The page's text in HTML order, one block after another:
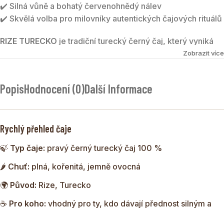
✔️ Silná vůně a bohatý červenohnědý nálev
✔️ Skvělá volba pro milovníky autentických čajových rituálů
RIZE TURECKO je tradiční turecký černý čaj, který vyniká
silnou vůní, plným tělem a typickým červenohnědým
akcenty a lehce nasládlým dozvukem. V aroma lze najít
považován za nápoj přátelství, setkávání a pohostinnosti.
Vstoupit do turecké domácnosti a nedostat nabídku čaje je
chuťový, ale i kulturní význam.
Zobrazit více
PopisHodnocení (0)Další Informace
Rychlý přehled čaje
🍃 Typ čaje: pravý černý turecký čaj 100 %
🌶️ Chuť: plná, kořenitá, jemně ovocná
🌍 Původ: Rize, Turecko
☕ Pro koho: vhodný pro ty, kdo dávají přednost silným a